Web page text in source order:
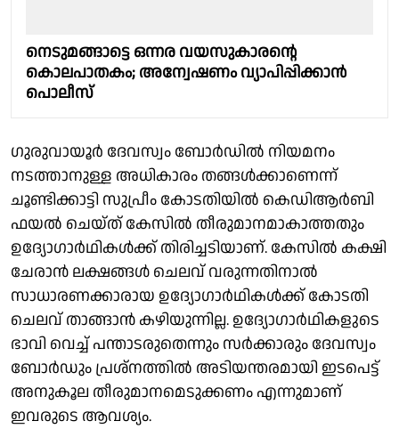
നെടുമങ്ങാട്ടെ ഒന്നര വയസുകാരന്റെ
കൊലപാതകം; അന്വേഷണം വ്യാപിപ്പിക്കാൻ
പൊലീസ്
ഗുരുവായൂർ ദേവസ്വം ബോർഡിൽ നിയമനം
നടത്താനുള്ള അധികാരം തങ്ങൾക്കാണെന്ന്
ചൂണ്ടിക്കാട്ടി സുപ്രീം കോടതിയിൽ കെഡിആർബി
ഫയൽ ചെയ്ത് കേസിൽ തീരുമാനമാകാത്തതും
ഉദ്യോഗാർഥികൾക്ക് തിരിച്ചടിയാണ്. കേസിൽ കക്ഷി
ചേരാൻ ലക്ഷങ്ങൾ ചെലവ് വരുന്നതിനാൽ
സാധാരണക്കാരായ ഉദ്യോഗാർഥികൾക്ക് കോടതി
ചെലവ് താങ്ങാൻ കഴിയുന്നില്ല. ഉദ്യോഗാർഥികളുടെ
ഭാവി വെച്ച് പന്താടരുതെന്നും സർക്കാരും ദേവസ്വം
ബോർഡും പ്രശ്നത്തിൽ അടിയന്തരമായി ഇടപെട്ട്
അനുകൂല തീരുമാനമെടുക്കണം എന്നുമാണ്
ഇവരുടെ ആവശ്യം.